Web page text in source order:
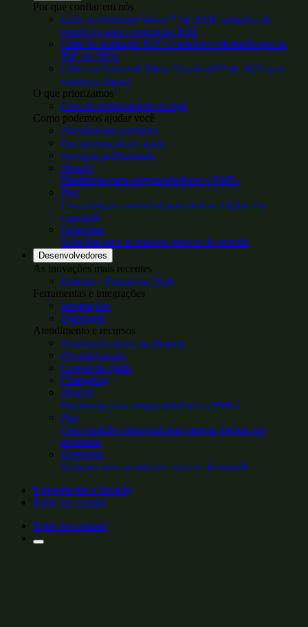
Por que confiar em nós
Líder no Forrester Wave™ de 2024: soluções de
comércio para o segmento B2B
Líder na avaliação B2C Commerce MarketScape da
IDC de 2024
Líder no Gartner® Magic Quadrant™ de 2025 para
comércio digital
O que priorizamos
Guia de componentes da loja
Como podemos ajudar você
Atendimento premium
Documentação de ajuda
Serviços profissionais
Shopify
Plataforma para empreendedores e PMEs
Plus
Uma solução comercial para marcas digitais em
expansão
Enterprise
Soluções para as maiores marcas do mundo
Desenvolvedores
As inovações mais recentes
Editions - Primavera 2026
Ferramentas e integrações
Integrações
Hydrogen
Atendimento e recursos
Desenvolvedores da Shopify
Documentação
Central de ajuda
Changelog
Shopify
Plataforma para empreendedores e PMEs
Plus
Uma solução comercial para marcas digitais em
expansão
Enterprise
Soluções para as maiores marcas do mundo
Experimente a Shopify
Entre em contato
Entre em contato